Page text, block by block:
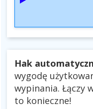
Hak
wygodę
wypinania. Łączy
to konieczne!